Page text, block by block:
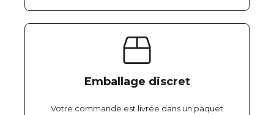
Emballage discret
Votre commande est livrée dans un paquet